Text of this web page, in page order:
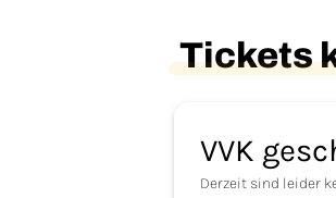
Tickets
VVK
Derzeit sind leider